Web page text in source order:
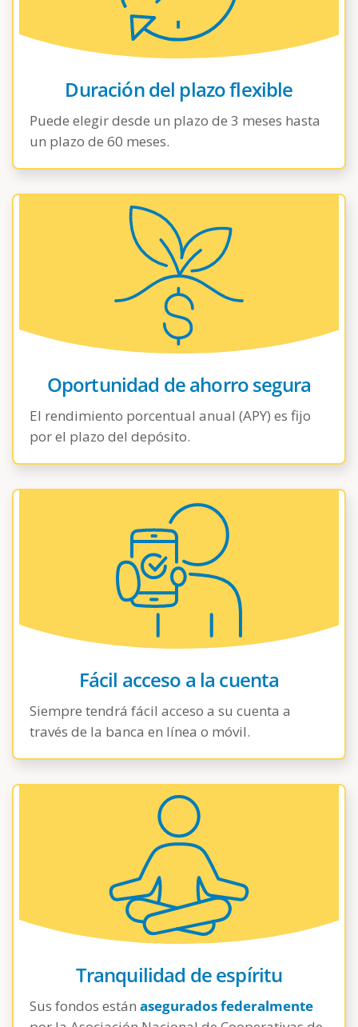
Duración del plazo flexible
Puede elegir desde un plazo de 3 meses hasta
un plazo de 60 meses.
Oportunidad de ahorro segura
El rendimiento porcentual anual (APY) es fijo
por el plazo del depósito.
Fácil acceso a la cuenta
Siempre tendrá fácil acceso a su cuenta a
través de la banca en línea o móvil.
Tranquilidad de espíritu
Sus fondos están asegurados federalmente